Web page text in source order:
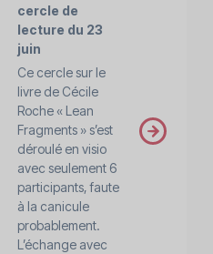
cercle de
lecture du 23
juin
Ce cercle sur le
livre de Cécile
Roche « Lean
Fragments » s’est
déroulé en visio
avec seulement 6
participants, faute
à la canicule
probablement.
L’échange avec
l’AQM
fait évoluer
next